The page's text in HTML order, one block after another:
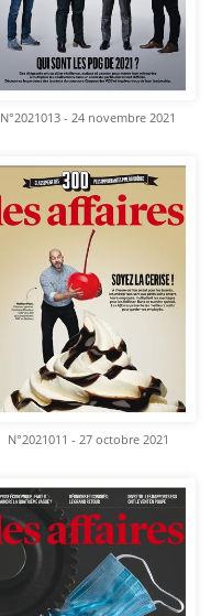
N°2021013 - 24 novembre 2021
N°2021011 - 27 octobre 2021